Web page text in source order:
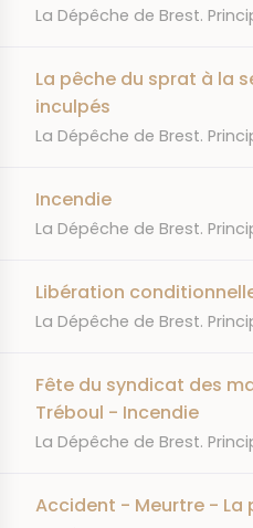
JOURNAL
La Dépêche de Brest.
La pêche du sprat à la
inculpés
JOURNAL
La Dépêche de Brest.
Incendie
JOURNAL
La Dépêche de Brest.
Libération
JOURNAL
La Dépêche de Brest.
Fête du syndicat des
Tréboul - Incendie
JOURNAL
La Dépêche de Brest.
Accident - Meurtre - La